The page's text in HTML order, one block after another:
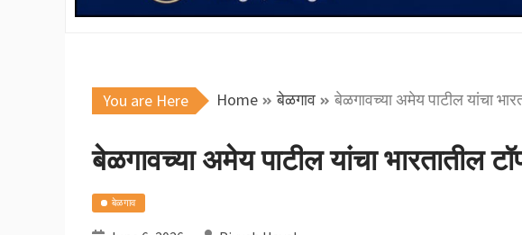
You are Here Home बेळगाव बेळगावच्या अमेय पाटील यांचा
बेळगावच्या अमेय पाटील यांचा भारतातील
बेळगाव